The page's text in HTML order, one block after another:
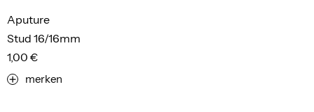
Stud 16/16mm
Aputure
1,00 €
merken